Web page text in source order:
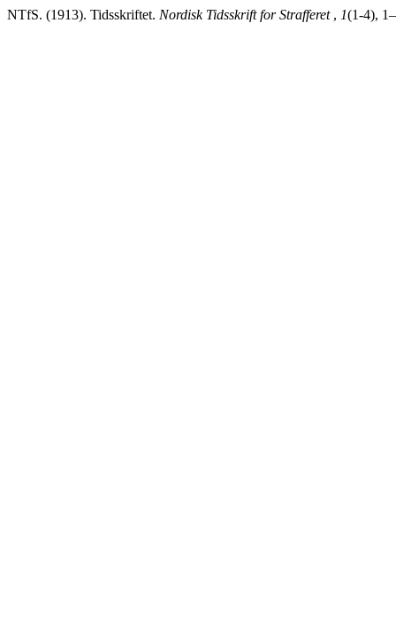
NTfS. (1913). Tidsskriftet. Nordisk Tidsskrift for Strafferet , 1(1-4),